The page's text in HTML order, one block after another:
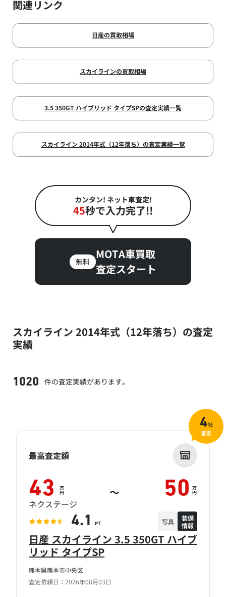
関連リンク
日産の買取相場
スカイラインの買取相場
3.5 350GT ハイブリッド タイプSPの査定実績一覧
スカイライン 2014年式（12年落ち）の査定実績一覧
カンタン! ネット車査定!
45秒で入力完了!!
無料
MOTA車買取
査定スタート
スカイライン 2014年式（12年落ち）の査定
実績
1020 件の査定実績があります。
熊本県熊本市中央区
査定依頼日：2026年08月03日
日産 スカイライン 3.5 350GT ハイブ
リッド タイプSP
最高査定額
43 万
円 ～ 50 万
円
ネクステージ
4.1 PT 写真
装備
情報
4社
査定